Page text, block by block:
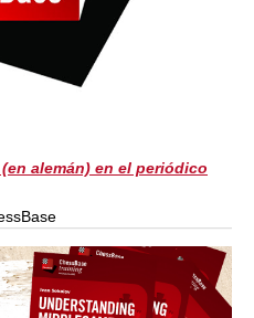
alemán) en el periódico